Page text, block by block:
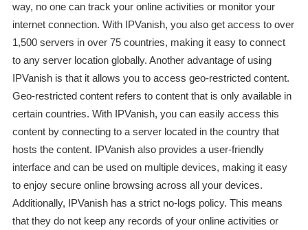
way, no one can track your online activities or monitor your
internet connection. With IPVanish, you also get access to over
1,500 servers in over 75 countries, making it easy to connect
to any server location globally. Another advantage of using
IPVanish is that it allows you to access geo-restricted content.
Geo-restricted content refers to content that is only available in
certain countries. With IPVanish, you can easily access this
content by connecting to a server located in the country that
hosts the content. IPVanish also provides a user-friendly
interface and can be used on multiple devices, making it easy
to enjoy secure online browsing across all your devices.
Additionally, IPVanish has a strict no-logs policy. This means
that they do not keep any records of your online activities or